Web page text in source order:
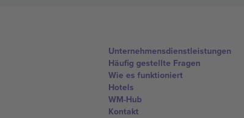
Unternehmensdienstleistungen
Häufig gestellte Fragen
Wie es funktioniert
Hotels
WM-Hub
Kontakt